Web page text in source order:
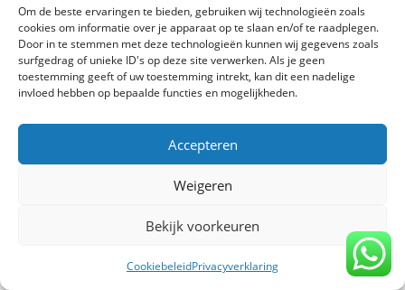
Om de beste ervaringen te bieden, gebruiken wij technologieën zoals
cookies om informatie over je apparaat op te slaan en/of te raadplegen.
Door in te stemmen met deze technologieën kunnen wij gegevens zoals
surfgedrag of unieke ID's op deze site verwerken. Als je geen
toestemming geeft of uw toestemming intrekt, kan dit een nadelige
invloed hebben op bepaalde functies en mogelijkheden.
Accepteren
Weigeren
Bekijk voorkeuren
CookiebeleidPrivacyverklaring
krachttraining? Jep, dat lees je goed. Het is niet
alleen goed voor je lichaam, maar ook voor je
energie, focus en mentale...
Privacy verklaring-Algemene voorwaarden-
Copyright TrainBeter 2025 |Website design by
BeatsbySV